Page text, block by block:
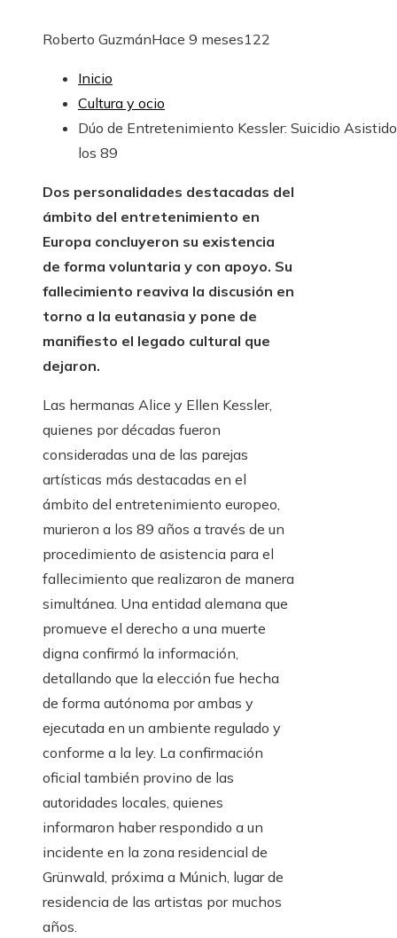
Roberto GuzmánHace 9 meses122
Inicio
Cultura y ocio
Dúo de Entretenimiento Kessler: Suicidio
los 89
Dos personalidades destacadas del
ámbito del entretenimiento en
Europa concluyeron su existencia
de forma voluntaria y con apoyo. Su
fallecimiento reaviva la discusión en
torno a la eutanasia y pone de
manifiesto el legado cultural que
dejaron.
Las hermanas Alice y Ellen Kessler,
quienes por décadas fueron
consideradas una de las parejas
artísticas más destacadas en el
ámbito del entretenimiento europeo,
murieron a los 89 años a través de un
procedimiento de asistencia para el
fallecimiento que realizaron de manera
simultánea. Una entidad alemana que
promueve el derecho a una muerte
digna confirmó la información,
detallando que la elección fue hecha
de forma autónoma por ambas y
ejecutada en un ambiente regulado y
conforme a la ley. La confirmación
oficial también provino de las
autoridades locales, quienes
informaron haber respondido a un
incidente en la zona residencial de
Grünwald, próxima a Múnich, lugar de
residencia de las artistas por muchos
años.